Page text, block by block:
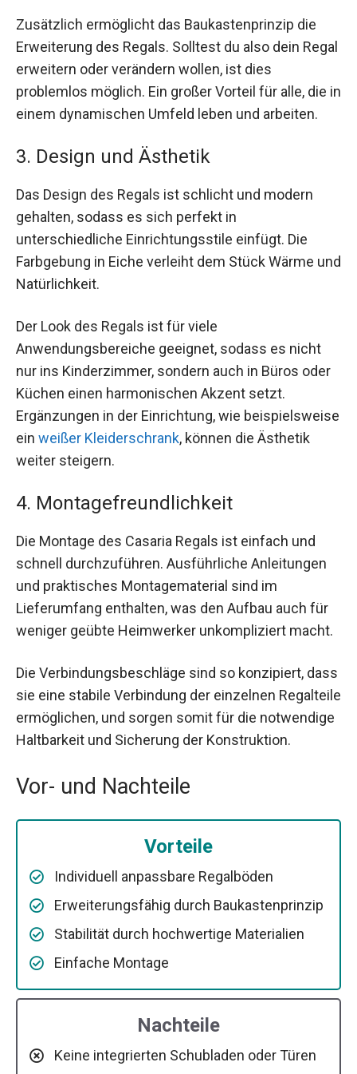
Zusätzlich ermöglicht das Baukastenprinzip die
Erweiterung des Regals. Solltest du also dein Regal
erweitern oder verändern wollen, ist dies
problemlos möglich. Ein großer Vorteil für alle, die in
einem dynamischen Umfeld leben und arbeiten.
3. Design und Ästhetik
Das Design des Regals ist schlicht und modern
gehalten, sodass es sich perfekt in
unterschiedliche Einrichtungsstile einfügt. Die
Farbgebung in Eiche verleiht dem Stück Wärme und
Natürlichkeit.
Der Look des Regals ist für viele
Anwendungsbereiche geeignet, sodass es nicht
nur ins Kinderzimmer, sondern auch in Büros oder
Küchen einen harmonischen Akzent setzt.
Ergänzungen in der Einrichtung, wie beispielsweise
ein weißer Kleiderschrank, können die Ästhetik
weiter steigern.
4. Montagefreundlichkeit
Die Montage des Casaria Regals ist einfach und
schnell durchzuführen. Ausführliche Anleitungen
und praktisches Montagematerial sind im
Lieferumfang enthalten, was den Aufbau auch für
weniger geübte Heimwerker unkompliziert macht.
Die Verbindungsbeschläge sind so konzipiert, dass
sie eine stabile Verbindung der einzelnen Regalteile
ermöglichen, und sorgen somit für die notwendige
Haltbarkeit und Sicherung der Konstruktion.
Vor- und Nachteile
Vorteile
Individuell anpassbare Regalböden
Erweiterungsfähig durch Baukastenprinzip
Stabilität durch hochwertige Materialien
Einfache Montage
Nachteile
Keine integrierten Schubladen oder Türen